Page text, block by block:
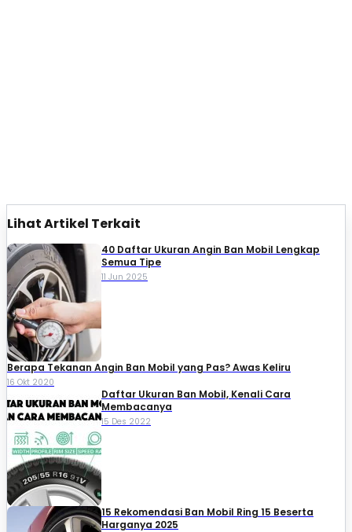
Lihat Artikel Terkait
40 Daftar Ukuran Angin Ban Mobil Lengkap
Semua Tipe
11 Jun 2025
Berapa Tekanan Angin Ban Mobil yang Pas? Awas Keliru
16 Okt 2020
Daftar Ukuran Ban Mobil, Kenali Cara
Membacanya
15 Des 2022
15 Rekomendasi Ban Mobil Ring 15 Beserta
Harganya 2025